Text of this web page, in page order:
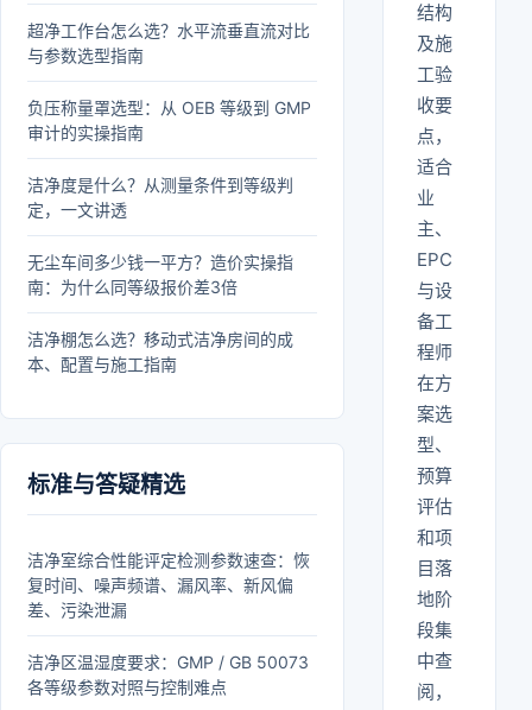
超净工作台怎么选？水平流垂直流对比
与参数选型指南
负压称量罩选型：从 OEB 等级到 GMP
审计的实操指南
洁净度是什么？从测量条件到等级判
定，一文讲透
无尘车间多少钱一平方？造价实操指
南：为什么同等级报价差3倍
洁净棚怎么选？移动式洁净房间的成
本、配置与施工指南
标准与答疑精选
洁净室综合性能评定检测参数速查：恢
复时间、噪声频谱、漏风率、新风偏
差、污染泄漏
洁净区温湿度要求：GMP / GB 50073
各等级参数对照与控制难点
结构
及施
工验
收要
点，
适合
业
主、
EPC
与设
备工
程师
在方
案选
型、
预算
评估
和项
目落
地阶
段集
中查
阅，